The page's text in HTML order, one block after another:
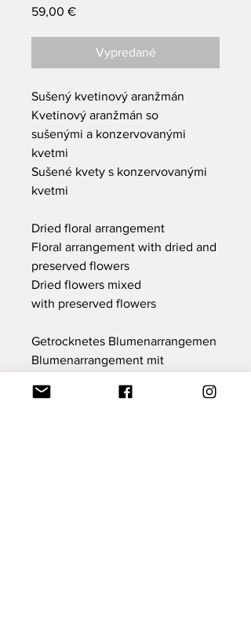
59,00 €Price
Vypredané
Sušený kvetinový aranžmán
Kvetinový aranžmán so
sušenými a konzervovanými
kvetmi
Sušené kvety s konzervovanými
kvetmi
Dried floral arrangement
Floral arrangement with dried and
preserved flowers
Dried flowers mixed
with preserved flowers
Getrocknetes Blumenarrangemen
Blumenarrangement mit
Blüten